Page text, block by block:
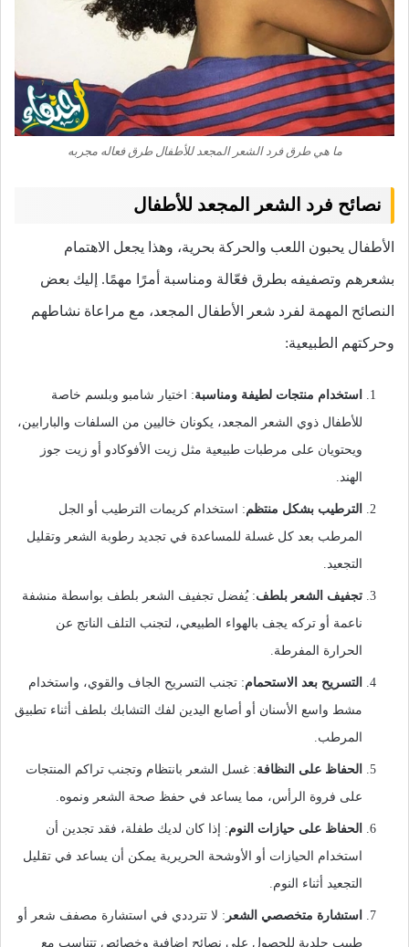
ما هي طرق فرد الشعر المجعد للأطفال طرق فعاله مجربه
نصائح فرد الشعر المجعد للأطفال
الأطفال يحبون اللعب والحركة بحرية، وهذا يجعل الاهتمام
بشعرهم وتصفيفه بطرق فعّالة ومناسبة أمرًا مهمًا. إليك بعض
النصائح المهمة لفرد شعر الأطفال المجعد، مع مراعاة نشاطهم
وحركتهم الطبيعية:
استخدام منتجات لطيفة ومناسبة: اختيار شامبو وبلسم خاصة
للأطفال ذوي الشعر المجعد، يكونان خاليين من السلفات والبارابين،
ويحتويان على مرطبات طبيعية مثل زيت الأفوكادو أو زيت جوز
الهند.
الترطيب بشكل منتظم: استخدام كريمات الترطيب أو الجل
المرطب بعد كل غسلة للمساعدة في تجديد رطوبة الشعر وتقليل
التجعيد.
تجفيف الشعر بلطف: يُفضل تجفيف الشعر بلطف بواسطة منشفة
ناعمة أو تركه يجف بالهواء الطبيعي، لتجنب التلف الناتج عن
الحرارة المفرطة.
التسريح بعد الاستحمام: تجنب التسريح الجاف والقوي، واستخدام
مشط واسع الأسنان أو أصابع اليدين لفك التشابك بلطف أثناء تطبيق
المرطب.
الحفاظ على النظافة: غسل الشعر بانتظام وتجنب تراكم المنتجات
على فروة الرأس، مما يساعد في حفظ صحة الشعر ونموه.
الحفاظ على حيازات النوم: إذا كان لديك طفلة، فقد تجدين أن
استخدام الحيازات أو الأوشحة الحريرية يمكن أن يساعد في تقليل
التجعيد أثناء النوم.
استشارة متخصصي الشعر : لا تترددي في استشارة مصفف شعر أو
طبيب جلدية للحصول على نصائح إضافية وخصائص تتناسب مع